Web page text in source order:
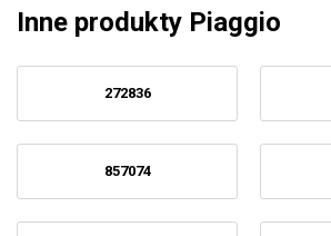
Inne produkty Piaggio
272836
857074